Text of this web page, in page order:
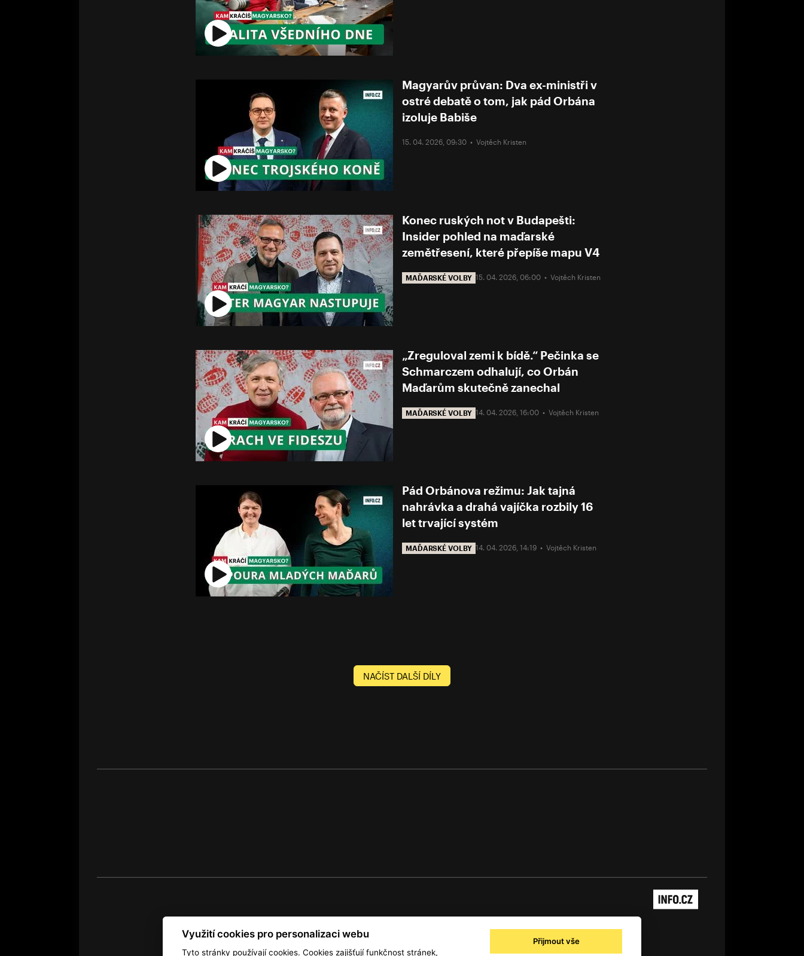
Magyarův průvan: Dva ex-ministři v
ostré debatě o tom, jak pád Orbána
izoluje Babiše
15. 04. 2026, 09:30 • Vojtěch Kristen
Konec ruských not v Budapešti:
Insider pohled na maďarské
zemětřesení, které přepíše mapu V4
MAĎARSKÉ VOLBY 15. 04. 2026, 06:00 •Vojtěch Kristen
„Zreguloval zemi k bídě.“ Pečinka se
Schmarczem odhalují, co Orbán
Maďarům skutečně zanechal
MAĎARSKÉ VOLBY 14. 04. 2026, 16:00 •Vojtěch Kristen
Pád Orbánova režimu: Jak tajná
nahrávka a drahá vajíčka rozbily 16
let trvající systém
MAĎARSKÉ VOLBY 14. 04. 2026, 14:19 •Vojtěch Kristen
NAČÍST DALŠÍ DÍLY
© 2001 — 2026 Copyright CMI News a dodavatelé obsahu. | Cookies
Zpracování osobních údajů pro novinářské a další účely
Využití cookies pro personalizaci webu
Tyto stránky používají cookies. Cookies zajišťují funkčnost stránek,
Přijmout vše